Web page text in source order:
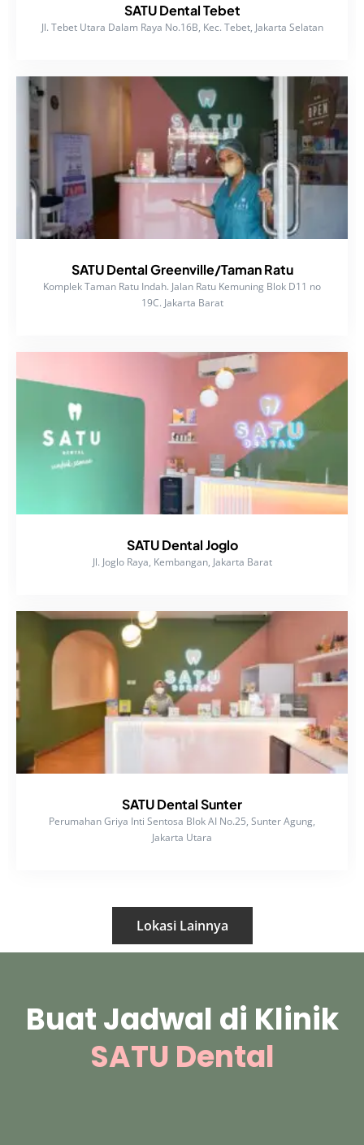
SATU Dental Tebet
Jl. Tebet Utara Dalam Raya No.16B, Kec. Tebet, Jakarta Selatan
SATU Dental Greenville/Taman Ratu
Komplek Taman Ratu Indah. Jalan Ratu Kemuning Blok D11 no
19C. Jakarta Barat
SATU Dental Joglo
Jl. Joglo Raya, Kembangan, Jakarta Barat
SATU Dental Sunter
Perumahan Griya Inti Sentosa Blok AI No.25, Sunter Agung,
Jakarta Utara
Lokasi Lainnya
Buat Jadwal di Klinik
SATU Dental